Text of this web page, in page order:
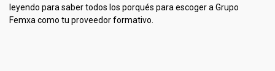
leyendo para saber todos los porqués para escoger a Grupo
Femxa como tu proveedor formativo.